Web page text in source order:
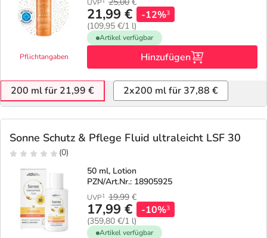
Pflichtangaben
UVP
21,99 €
(109,95 €/1 l)
-12%3
Artikel verfügbar
Hinzufügen
200 ml für 21,99 € 2x200 ml für 37,88 €
Sonne Schutz & Pflege Fluid ultraleicht LSF 30
(0)
50 ml, Lotion
PZN/Art.Nr.: 18905925
UVP1 19,99 €
17,99 €
(359,80 €/1 l)
-10%3
Artikel verfügbar